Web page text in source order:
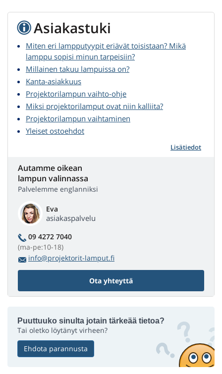
Asiakastuki
Miten eri lampputyypit eriävät toisistaan? Mikä
lamppu sopisi minun tarpeisiin?
Millainen takuu lampuissa on?
Kanta-asiakkuus
Projektorilampun vaihto-ohje
Miksi projektorilamput ovat niin kalliita?
Projektorilampun vaihtaminen
Yleiset ostoehdot
Lisätiedot
Autamme oikean
lampun valinnassa
Palvelemme englanniksi
Eva
asiakaspalvelu
09 4272 7040
(ma-pe:10-18)
info@projektorit-lamput.fi
Ota yhteyttä
Puuttuuko sinulta jotain tärkeää tietoa?
Tai oletko löytänyt virheen?
Ehdota parannusta